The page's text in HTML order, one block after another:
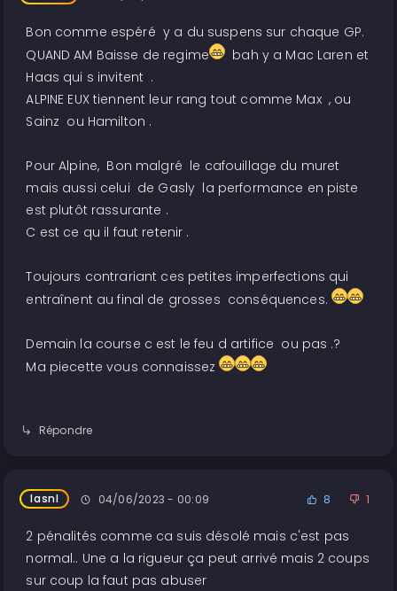
Bon comme espéré y a du suspens sur chaque GP.
QUAND AM Baisse de regime
bah y a Mac Laren et
Haas qui s invitent .
ALPINE EUX tiennent leur rang tout comme Max , ou
Sainz ou Hamilton .
Pour Alpine, Bon malgré le cafouillage du muret
mais aussi celui de Gasly la performance en piste
est plutôt rassurante .
C est ce qu il faut retenir .
Toujours contrariant ces petites imperfections qui
entraînent au final de grosses conséquences.
Demain la course c est le feu d artifice ou pas .?
Ma piecette vous connaissez
Répondre
lasnl 04/06/2023 - 00:09 8 1
2 pénalités comme ca suis désolé mais c'est pas
normal.. Une a la rigueur ça peut arrivé mais 2 coups
sur coup la faut pas abuser